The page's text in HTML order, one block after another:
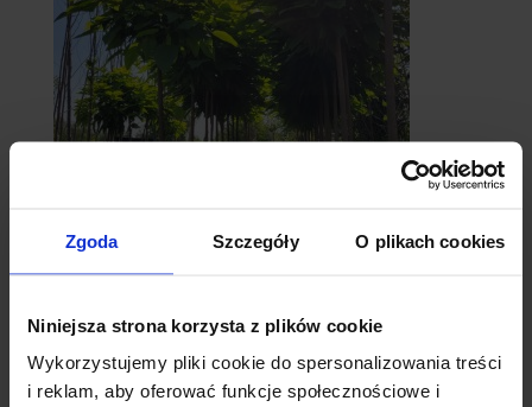
Zgoda Szczegóły O plikach cookies
Niniejsza strona korzysta z plików cookie
Wykorzystujemy pliki cookie do spersonalizowania treści
i reklam, aby oferować funkcje społecznościowe i
- surmie